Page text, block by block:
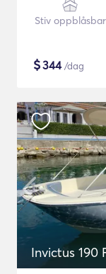
Stiv oppblåsbar
$344/dag
Invictus 190